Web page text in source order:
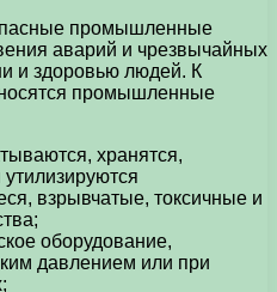
промышленные
аварий и чрезвычайных
и здоровью людей. К
промышленные
хранятся,
взрывчатые, токсичные и
оборудование,
давлением или при